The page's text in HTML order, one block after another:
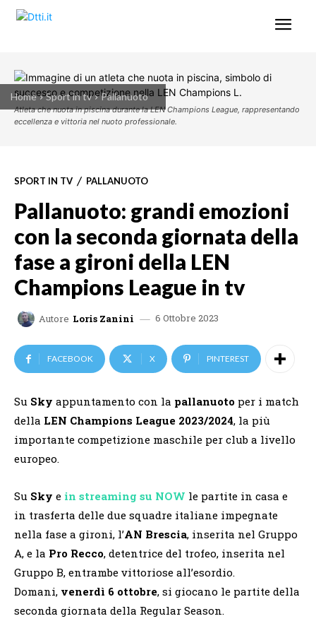
Home Sport in tv Pallanuoto
Atleta che nuota in piscina durante la LEN Champions League, rappresentando
eccellenza e vittoria nel nuoto professionale.
SPORT IN TV PALLANUOTO
Pallanuoto: grandi emozioni
con la seconda giornata della
fase a gironi della LEN
Champions League in tv
Autore Loris Zanini 6 Ottobre 2023
FACEBOOK X PINTEREST
Su Sky appuntamento con la pallanuoto per i match
della LEN Champions League 2023/2024, la più
importante competizione maschile per club a livello
europeo.
Su Sky e in streaming su NOW le partite in casa e
in trasferta delle due squadre italiane impegnate
nella fase a gironi, l’AN Brescia, inserita nel Gruppo
A, e la Pro Recco, detentrice del trofeo, inserita nel
Gruppo B, entrambe vittoriose all’esordio.
Domani, venerdì 6 ottobre, si giocano le partite della
seconda giornata della Regular Season.